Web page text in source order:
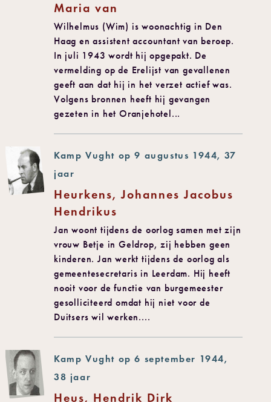
Maria van
Wilhelmus (Wim) is woonachtig in Den
Haag en assistent accountant van beroep.
In juli 1943 wordt hij opgepakt. De
vermelding op de Erelijst van gevallenen
geeft aan dat hij in het verzet actief was.
Volgens bronnen heeft hij gevangen
gezeten in het Oranjehotel...
Kamp Vught op 9 augustus 1944, 37
jaar
Heurkens, Johannes Jacobus
Hendrikus
Jan woont tijdens de oorlog samen met zijn
vrouw Betje in Geldrop, zij hebben geen
kinderen. Jan werkt tijdens de oorlog als
gemeentesecretaris in Leerdam. Hij heeft
nooit voor de functie van burgemeester
gesolliciteerd omdat hij niet voor de
Duitsers wil werken....
Kamp Vught op 6 september 1944,
38 jaar
Heus, Hendrik Dirk